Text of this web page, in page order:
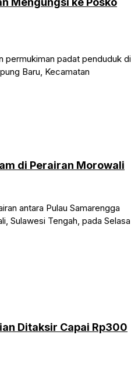
permukiman padat penduduk di
Baru, Kecamatan
di Perairan Morowali
antara Pulau Samarengga
Sulawesi Tengah, pada Selasa
Ditaksir Capai Rp300